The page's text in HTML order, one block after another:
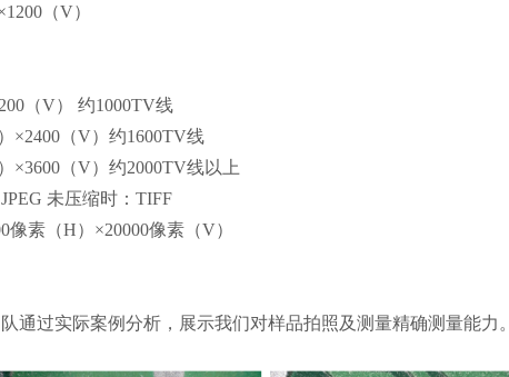
（V）
（V） 约1000TV线
×2400（V）约1600TV线
×3600（V）约2000TV线以上
未压缩时：TIFF
像素（H）×20000像素（V）
通过实际案例分析，展示我们对样品拍照及测量精确测量能力。